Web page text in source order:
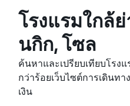
โรงแรมใกล้
นกิก, โซล
ค้นหาและเปรียบเทียบโรง
กว่าร้อยเว็บไซต์การเดินท
เงิน